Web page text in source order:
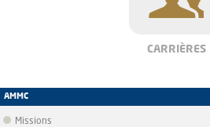
CARRIÈRES
AMMC
Missions